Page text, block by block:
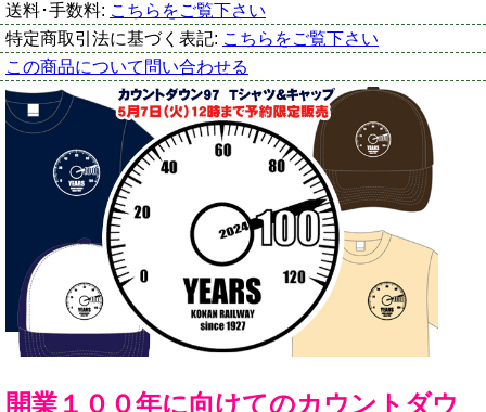
送料･手数料: こちらをご覧下さい
特定商取引法に基づく表記: こちらをご覧下さい
この商品について問い合わせる
開業１００年に向けてのカウントダウ